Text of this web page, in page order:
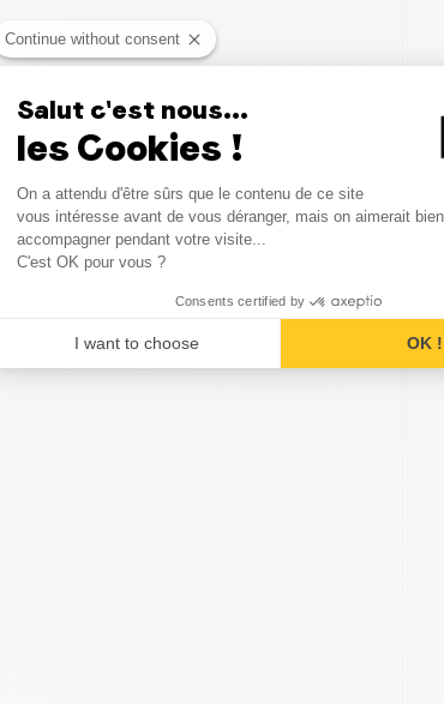
et verser la préparation pour
et des fruits rouges en
Continue without consent
Salut c'est nous...
les Cookies !
Consent Management
On a attendu d'être sûrs que le contenu de ce site
vous intéresse avant de vous déranger, mais on aimerait
accompagner pendant votre visite...
C'est OK pour vous ?
Consents certified by
I want to choose OK !
Axeptio consent